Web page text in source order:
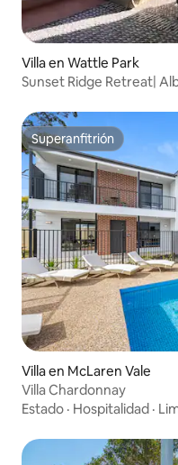
Villa en Wattle Park
Sunset Ridge Retreat|
Superanfitrión
Superanfitrión
Villa en McLaren Vale
Villa Chardonnay
Estado · Hospitalidad ·